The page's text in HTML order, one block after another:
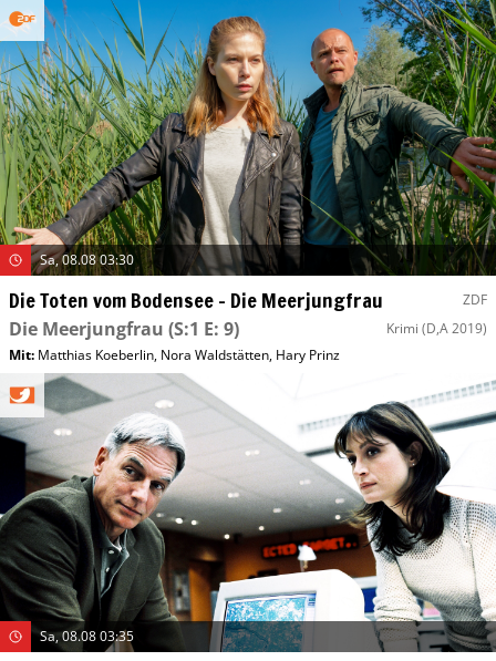
Sa, 08.08 03:30
Die Toten vom Bodensee – Die Meerjungfrau ZDF
Die Meerjungfrau (S:1 E: 9) Krimi (D,A 2019)
Mit: Matthias Koeberlin, Nora Waldstätten, Hary Prinz
Sa, 08.08 03:35